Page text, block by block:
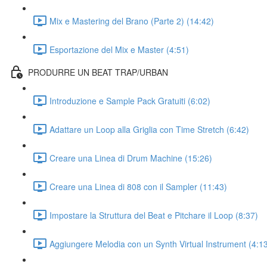
Mix e Mastering del Brano (Parte 2) (14:42)
Esportazione del Mix e Master (4:51)
PRODURRE UN BEAT TRAP/URBAN
Introduzione e Sample Pack Gratuiti (6:02)
Adattare un Loop alla Griglia con Time Stretch (6:42)
Creare una Linea di Drum Machine (15:26)
Creare una Linea di 808 con il Sampler (11:43)
Impostare la Struttura del Beat e Pitchare il Loop (8:37)
Aggiungere Melodia con un Synth Virtual Instrument